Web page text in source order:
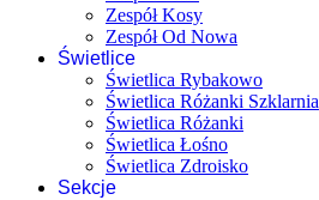
Zespół Kosy
Zespół Od Nowa
Świetlice
Świetlica Rybakowo
Świetlica Różanki Szklarnia
Świetlica Różanki
Świetlica Łośno
Świetlica Zdroisko
Sekcje